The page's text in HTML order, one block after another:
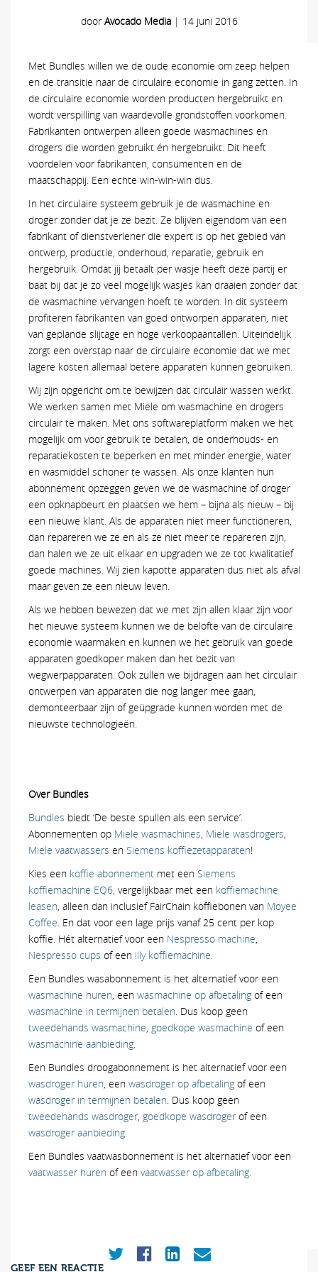
door Avocado Media| 14 juni 2016
Met Bundles willen we de oude economie om zeep helpen
en de transitie naar de circulaire economie in gang zetten. In
de circulaire economie worden producten hergebruikt en
wordt verspilling van waardevolle grondstoffen voorkomen.
Fabrikanten ontwerpen alleen goede wasmachines en
drogers die worden gebruikt én hergebruikt. Dit heeft
voordelen voor fabrikanten, consumenten en de
maatschappij. Een echte win-win-win dus.
In het circulaire systeem gebruik je de wasmachine en
droger zonder dat je ze bezit. Ze blijven eigendom van een
fabrikant of dienstverlener die expert is op het gebied van
ontwerp, productie, onderhoud, reparatie, gebruik en
hergebruik. Omdat jij betaalt per wasje heeft deze partij er
baat bij dat je zo veel mogelijk wasjes kan draaien zonder dat
de wasmachine vervangen hoeft te worden. In dit systeem
profiteren fabrikanten van goed ontworpen apparaten, niet
van geplande slijtage en hoge verkoopaantallen. Uiteindelijk
zorgt een overstap naar de circulaire economie dat we met
lagere kosten allemaal betere apparaten kunnen gebruiken.
Wij zijn opgericht om te bewijzen dat circulair wassen werkt.
We werken samen met Miele om wasmachine en drogers
circulair te maken. Met ons softwareplatform maken we het
mogelijk om voor gebruik te betalen, de onderhouds- en
reparatiekosten te beperken en met minder energie, water
en wasmiddel schoner te wassen. Als onze klanten hun
abonnement opzeggen geven we de wasmachine of droger
een opknapbeurt en plaatsen we hem – bijna als nieuw – bij
een nieuwe klant. Als de apparaten niet meer functioneren,
dan repareren we ze en als ze niet meer te repareren zijn,
dan halen we ze uit elkaar en upgraden we ze tot kwalitatief
goede machines. Wij zien kapotte apparaten dus niet als afval
maar geven ze een nieuw leven.
Als we hebben bewezen dat we met zijn allen klaar zijn voor
het nieuwe systeem kunnen we de belofte van de circulaire
economie waarmaken en kunnen we het gebruik van goede
apparaten goedkoper maken dan het bezit van
wegwerpapparaten. Ook zullen we bijdragen aan het circulair
ontwerpen van apparaten die nog langer mee gaan,
demonteerbaar zijn of geüpgrade kunnen worden met de
nieuwste technologieën.
Over Bundles
Bundles biedt ‘De beste spullen als een service’.
Abonnementen op Miele wasmachines, Miele wasdrogers,
Miele vaatwassers en Siemens koffiezetapparaten!
Kies een koffie abonnement met een Siemens
koffiemachine EQ6, vergelijkbaar met een koffiemachine
leasen, alleen dan inclusief FairChain koffiebonen van Moyee
Coffee. En dat voor een lage prijs vanaf 25 cent per kop
koffie. Hét alternatief voor een Nespresso machine,
Nespresso cups of een illy koffiemachine.
Een Bundles wasabonnement is het alternatief voor een
wasmachine huren, een wasmachine op afbetaling of een
wasmachine in termijnen betalen. Dus koop geen
tweedehands wasmachine, goedkope wasmachine of een
wasmachine aanbieding.
Een Bundles droogabonnement is het alternatief voor een
wasdroger huren, een wasdroger op afbetaling of een
wasdroger in termijnen betalen. Dus koop geen
tweedehands wasdroger, goedkope wasdrogerof een
wasdroger aanbieding.
Een Bundles vaatwasbonnement is het alternatief voor een
vaatwasser huren of een vaatwasser op afbetaling.
GEEF EEN REACTIE